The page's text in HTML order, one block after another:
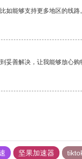
如能够支持更多地区的线路。
妥善解决，让我能够放心购
坚果加速器